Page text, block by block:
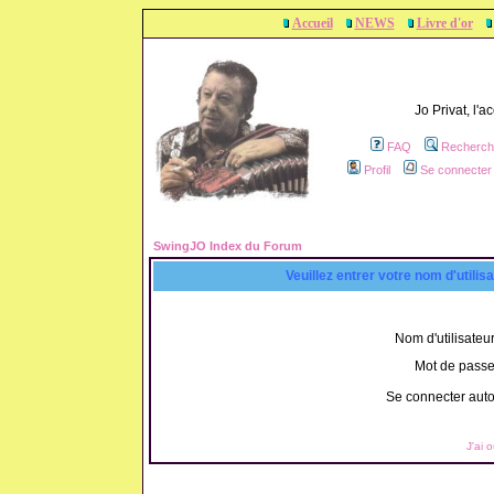
Accueil NEWS Livre d'or
Jo Privat,
FAQ
Profil
Se
SwingJO Index du Forum
Veuillez entrer votre nom
Nom
Mot de
Se connecter
J'ai